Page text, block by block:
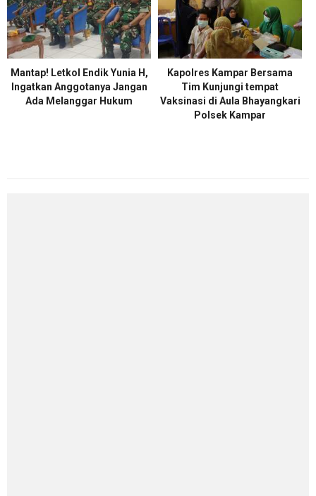
Mantap! Letkol Endik Yunia H,
Ingatkan Anggotanya Jangan
Ada Melanggar Hukum
Kapolres Kampar Bersama
Tim Kunjungi tempat
Vaksinasi di Aula Bhayangkari
Polsek Kampar